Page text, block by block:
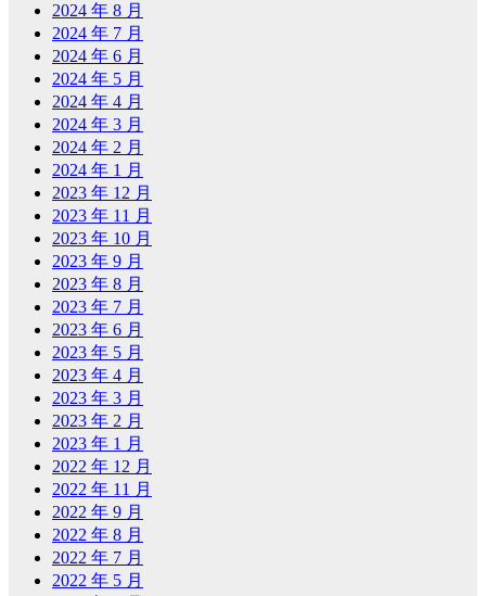
2024 年 8 月
2024 年 7 月
2024 年 6 月
2024 年 5 月
2024 年 4 月
2024 年 3 月
2024 年 2 月
2024 年 1 月
2023 年 12 月
2023 年 11 月
2023 年 10 月
2023 年 9 月
2023 年 8 月
2023 年 7 月
2023 年 6 月
2023 年 5 月
2023 年 4 月
2023 年 3 月
2023 年 2 月
2023 年 1 月
2022 年 12 月
2022 年 11 月
2022 年 9 月
2022 年 8 月
2022 年 7 月
2022 年 5 月